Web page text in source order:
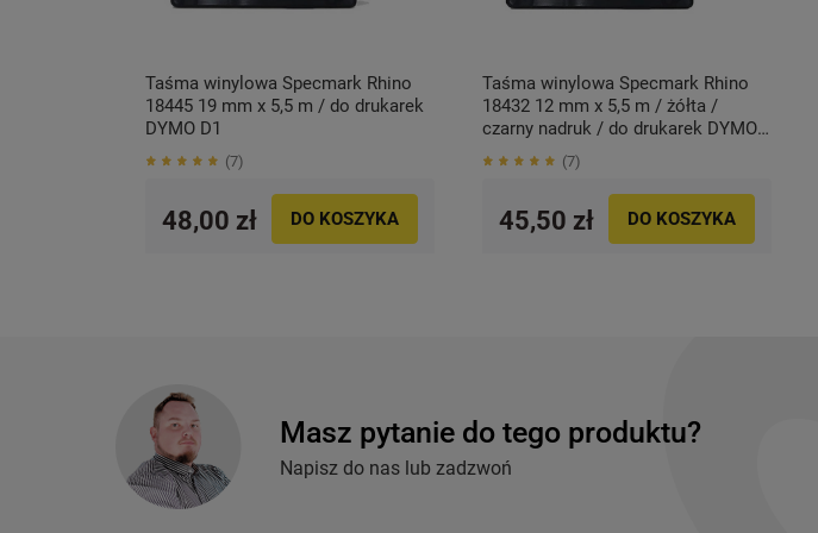
Taśma winylowa Specmark Rhino
18445 19 mm x 5,5 m / do drukarek
DYMO D1
7
48,00 zł DO KOSZYKA
Taśma winylowa Specmark Rhino
18432 12 mm x 5,5 m / żółta /
czarny nadruk / do drukarek DYMO
D1
7
45,50 zł DO KOSZYKA
Masz pytanie do tego produktu?
Napisz do nas lub zadzwoń